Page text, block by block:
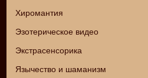
Хиромантия
Эзотерическое видео
Экстрасенсорика
Язычество и шаманизм